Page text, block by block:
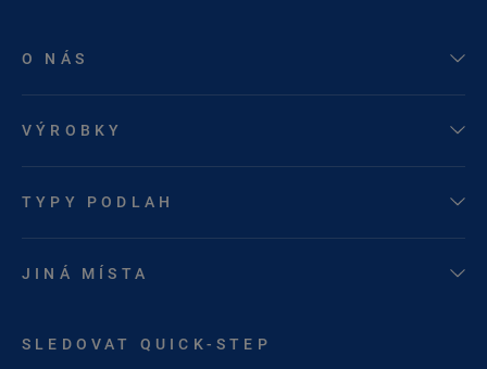
O NÁS
VÝROBKY
TYPY PODLAH
JINÁ MÍSTA
SLEDOVAT QUICK-STEP